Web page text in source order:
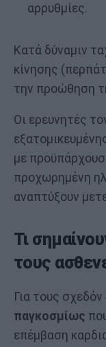
αρρυθμίες.
Κατά δύναμιν
κίνησης
την προώθηση
Οι ερευνητές
με
προχωρημένη
αναπτύξουν
Τι
τους
Για τους σχεδόν
παγκοσμίως
επέμβαση